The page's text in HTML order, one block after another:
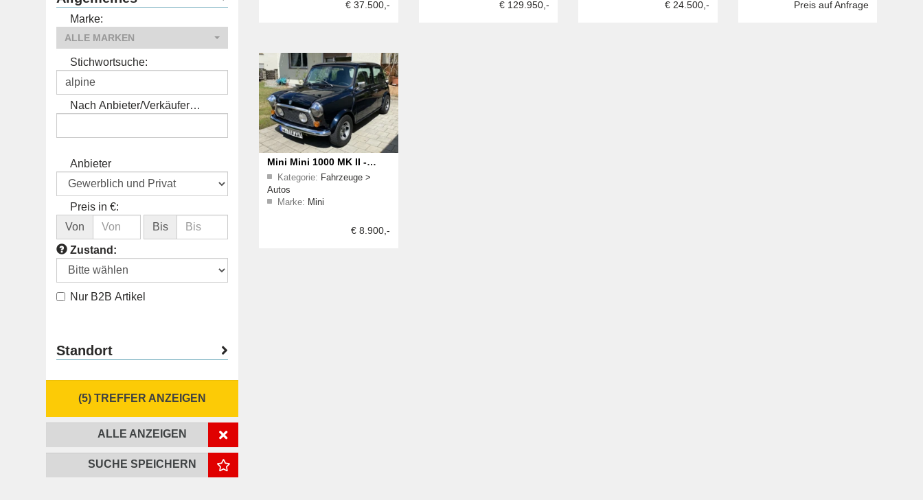
€ 37.500,- € 129.950,- € 24.500,- Preis auf Anfrage
Mini Mini 1000 MK II -
SUPER ZUSTAND - TÜV
8/26
Kategorie: Fahrzeuge >
Autos
Marke: Mini
€ 8.900,-
Marke:
ALLE MARKEN
Stichwortsuche:
Nach Anbieter/Verkäufer
Anbieter
Preis in €:
Von
Bis
Zustand:
Nur B2B Artikel
Standort
(5) TREFFER ANZEIGEN
ALLE ANZEIGEN
SUCHE SPEICHERN